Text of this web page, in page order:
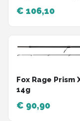
€ 106,10
Fox Rage Prism
14g
€ 90,90